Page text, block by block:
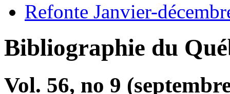
Refonte Janvier-
Bibliographie du
Vol. 56, no 9